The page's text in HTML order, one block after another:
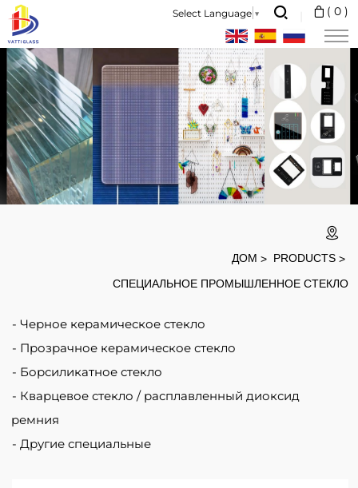
Select Language ▼ ( 0 )
Специальное
промышленное
стекло
ДОМ
PRODUCTS
СПЕЦИАЛЬНОЕ ПРОМЫШЛЕННОЕ СТЕКЛО
Черное керамическое стекло
Прозрачное керамическое стекло
Борсиликатное стекло
Кварцевое стекло / расплавленный диоксид
кремния
Другие специальные